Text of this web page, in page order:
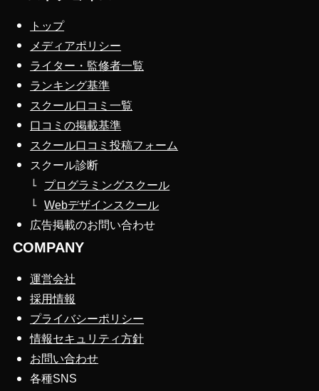
トップ
メディアポリシー
ライター・監修者一覧
ランキング基準
スクール口コミ一覧
口コミの掲載基準
スクール口コミ投稿フォーム
スクール診断
プログラミングスクール
Webデザインスクール
広告掲載のお問い合わせ
COMPANY
運営会社
採用情報
プライバシーポリシー
情報セキュリティ方針
お問い合わせ
各種SNS